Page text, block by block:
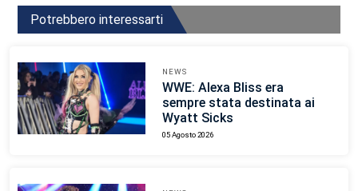
Potrebbero interessarti
NEWS
WWE: Alexa Bliss era
sempre stata destinata ai
Wyatt Sicks
05 Agosto 2026